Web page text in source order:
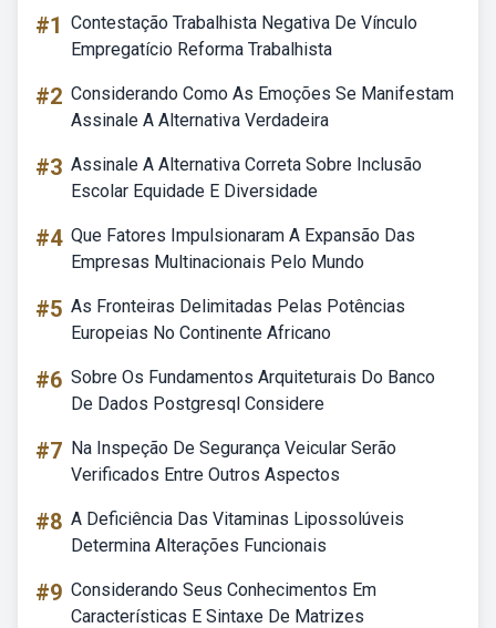
#1 Contestação Trabalhista Negativa De Vínculo
Empregatício Reforma Trabalhista
#2 Considerando Como As Emoções Se Manifestam
Assinale A Alternativa Verdadeira
#3 Assinale A Alternativa Correta Sobre Inclusão
Escolar Equidade E Diversidade
#4 Que Fatores Impulsionaram A Expansão Das
Empresas Multinacionais Pelo Mundo
#5 As Fronteiras Delimitadas Pelas Potências
Europeias No Continente Africano
#6 Sobre Os Fundamentos Arquiteturais Do Banco
De Dados Postgresql Considere
#7 Na Inspeção De Segurança Veicular Serão
Verificados Entre Outros Aspectos
#8 A Deficiência Das Vitaminas Lipossolúveis
Determina Alterações Funcionais
#9 Considerando Seus Conhecimentos Em
Características E Sintaxe De Matrizes